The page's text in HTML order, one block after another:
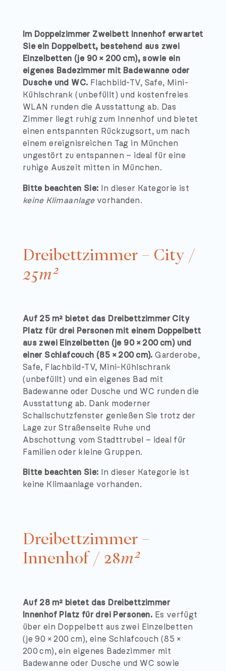
Im Doppelzimmer Zweibett Innenhof erwartet
Sie ein Doppelbett, bestehend aus zwei
Einzelbetten (je 90 × 200 cm), sowie ein
eigenes Badezimmer mit Badewanne oder
Dusche und WC. Flachbild-TV, Safe, Mini-
Kühlschrank (unbefüllt) und kostenfreies
WLAN runden die Ausstattung ab. Das
Zimmer liegt ruhig zum Innenhof und bietet
einen entspannten Rückzugsort, um nach
einem ereignisreichen Tag in München
ungestört zu entspannen – ideal für eine
ruhige Auszeit mitten in München.
Bitte beachten Sie: In dieser Kategorie ist
keine Klimaanlagevorhanden.
Dreibettzimmer – City /
25m²
Auf 25 m² bietet das Dreibettzimmer City
Platz für drei Personen mit einem Doppelbett
aus zwei Einzelbetten (je 90 × 200 cm) und
einer Schlafcouch (85 × 200 cm). Garderobe,
Safe, Flachbild-TV, Mini-Kühlschrank
(unbefüllt) und ein eigenes Bad mit
Badewanne oder Dusche und WC runden die
Ausstattung ab. Dank moderner
Schallschutzfenster genießen Sie trotz der
Lage zur Straßenseite Ruhe und
Abschottung vom Stadttrubel – ideal für
Familien oder kleine Gruppen.
Bitte beachten Sie: In dieser Kategorie ist
keine Klimaanlage vorhanden.
Dreibettzimmer –
Innenhof / 28m²
Auf 28 m² bietet das Dreibettzimmer
Innenhof Platz für drei Personen. Es verfügt
über ein Doppelbett aus zwei Einzelbetten
(je 90 × 200 cm), eine Schlafcouch (85 ×
200 cm), ein eigenes Badezimmer mit
Badewanne oder Dusche und WC sowie